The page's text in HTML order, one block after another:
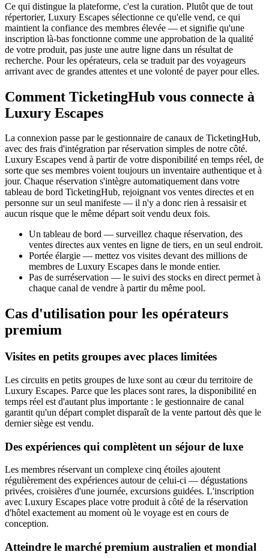
Ce qui distingue la plateforme, c'est la curation. Plutôt que de tout
répertorier, Luxury Escapes sélectionne ce qu'elle vend, ce qui
maintient la confiance des membres élevée — et signifie qu'une
inscription là-bas fonctionne comme une approbation de la qualité
de votre produit, pas juste une autre ligne dans un résultat de
recherche. Pour les opérateurs, cela se traduit par des voyageurs
arrivant avec de grandes attentes et une volonté de payer pour elles.
Comment TicketingHub vous connecte à
Luxury Escapes
La connexion passe par le gestionnaire de canaux de TicketingHub,
avec des frais d'intégration par réservation simples de notre côté.
Luxury Escapes vend à partir de votre disponibilité en temps réel, de
sorte que ses membres voient toujours un inventaire authentique et à
jour. Chaque réservation s'intègre automatiquement dans votre
tableau de bord TicketingHub, rejoignant vos ventes directes et en
personne sur un seul manifeste — il n'y a donc rien à ressaisir et
aucun risque que le même départ soit vendu deux fois.
Un tableau de bord — surveillez chaque réservation, des
ventes directes aux ventes en ligne de tiers, en un seul endroit.
Portée élargie — mettez vos visites devant des millions de
membres de Luxury Escapes dans le monde entier.
Pas de surréservation — le suivi des stocks en direct permet à
chaque canal de vendre à partir du même pool.
Cas d'utilisation pour les opérateurs
premium
Visites en petits groupes avec places limitées
Les circuits en petits groupes de luxe sont au cœur du territoire de
Luxury Escapes. Parce que les places sont rares, la disponibilité en
temps réel est d'autant plus importante : le gestionnaire de canal
garantit qu'un départ complet disparaît de la vente partout dès que le
dernier siège est vendu.
Des expériences qui complètent un séjour de luxe
Les membres réservant un complexe cinq étoiles ajoutent
régulièrement des expériences autour de celui-ci — dégustations
privées, croisières d'une journée, excursions guidées. L'inscription
avec Luxury Escapes place votre produit à côté de la réservation
d'hôtel exactement au moment où le voyage est en cours de
conception.
Atteindre le marché premium australien et mondial